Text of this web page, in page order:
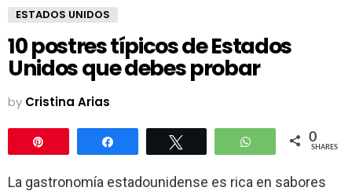
ESTADOS UNIDOS
10 postres típicos de Estados
Unidos que debes probar
by Cristina Arias
WhatsApp0
SHARES
La gastronomía estadounidense es rica en sabores